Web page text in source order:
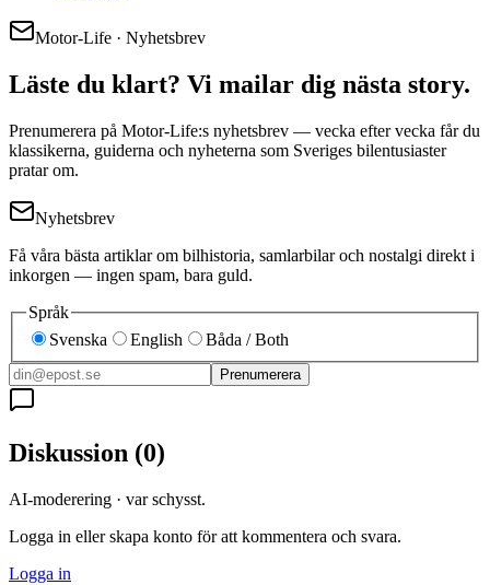
Motor-Life · Nyhetsbrev
Läste du klart? Vi mailar dig nästa story.
Prenumerera på Motor-Life:s nyhetsbrev — vecka efter vecka får du
klassikerna, guiderna och nyheterna som Sveriges bilentusiaster
pratar om.
Nyhetsbrev
Få våra bästa artiklar om bilhistoria, samlarbilar och nostalgi direkt i
inkorgen — ingen spam, bara guld.
Språk
Svenska
English Båda / Both
Prenumerera
Diskussion (0)
AI-moderering · var schysst.
Logga in eller skapa konto för att kommentera och svara.
Logga in